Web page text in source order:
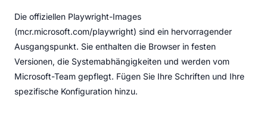
Die offiziellen Playwright-Images
(mcr.microsoft.com/playwright) sind ein hervorragender
Ausgangspunkt. Sie enthalten die Browser in festen
Versionen, die Systemabhängigkeiten und werden vom
Microsoft-Team gepflegt. Fügen Sie Ihre Schriften und Ihre
spezifische Konfiguration hinzu.